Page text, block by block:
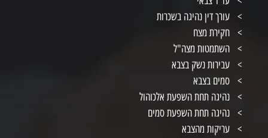
עורך דין נהיגה בשכרות
חקירת מצח
השתמטות מצה"ל
עבירות נשק בצבא
סמים בצבא
נהיגה תחת השפעת אלכוהול
נהיגה תחת השפעת סמים
עריקות מהצבא